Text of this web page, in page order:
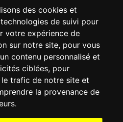
des cookies et
de suivi pour
votre expérience de
sur notre site, pour vous
contenu personnalisé et
ciblées, pour
le trafic de notre site et
la provenance de
01 30 42 28 61